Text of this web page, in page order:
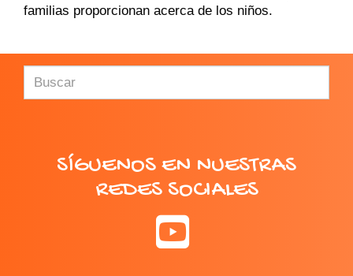
familias proporcionan acerca de los niños.
SÍGUENOS EN NUESTRAS
REDES SOCIALES